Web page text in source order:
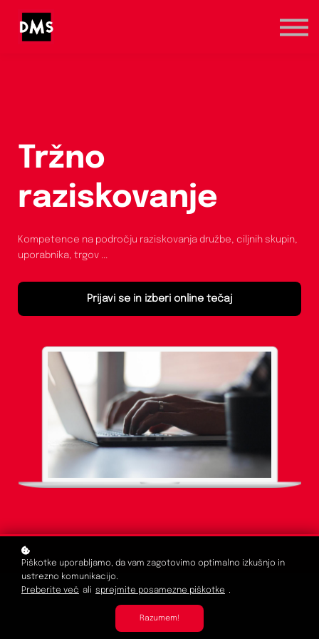
Tržno
raziskovanje
Kompetence na področju raziskovanja družbe, ciljnih skupin,
uporabnika, trgov ...
Prijavi se in izberi online tečaj
Piškotke uporabljamo, da vam zagotovimo optimalno izkušnjo in
ustrezno komunikacijo.
Preberite več ali sprejmite posamezne piškotke .
Razumem!